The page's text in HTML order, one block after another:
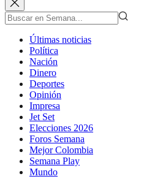
Últimas noticias
Política
Nación
Dinero
Deportes
Opinión
Impresa
Jet Set
Elecciones 2026
Foros Semana
Mejor Colombia
Semana Play
Mundo